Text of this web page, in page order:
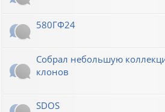
580ГФ24
Собрал небольшую
клонов
SDOS